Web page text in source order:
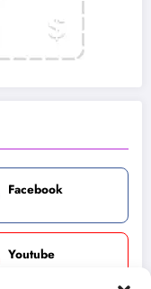
Facebook
Youtube